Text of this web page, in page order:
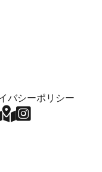
バシーポリシー